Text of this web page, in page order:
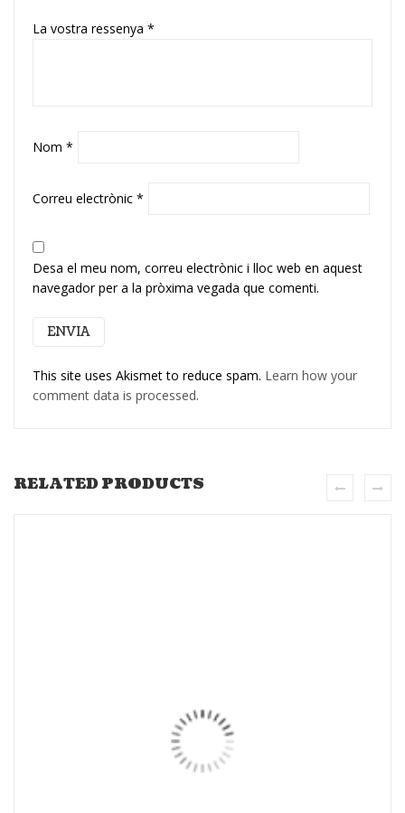
La vostra ressenya *
Nom *
Correu electrònic *
Desa el meu nom, correu electrònic i lloc web en aquest
navegador per a la pròxima vegada que comenti.
This site uses Akismet to reduce spam. Learn how your
comment data is processed.
RELATED PRODUCTS